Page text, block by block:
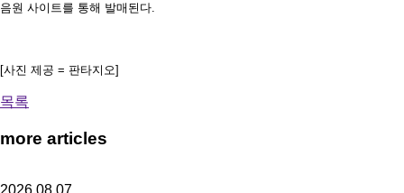
음원 사이트를 통해 발매된다.
[사진 제공 = 판타지오]
목록
more articles
2026.08.07